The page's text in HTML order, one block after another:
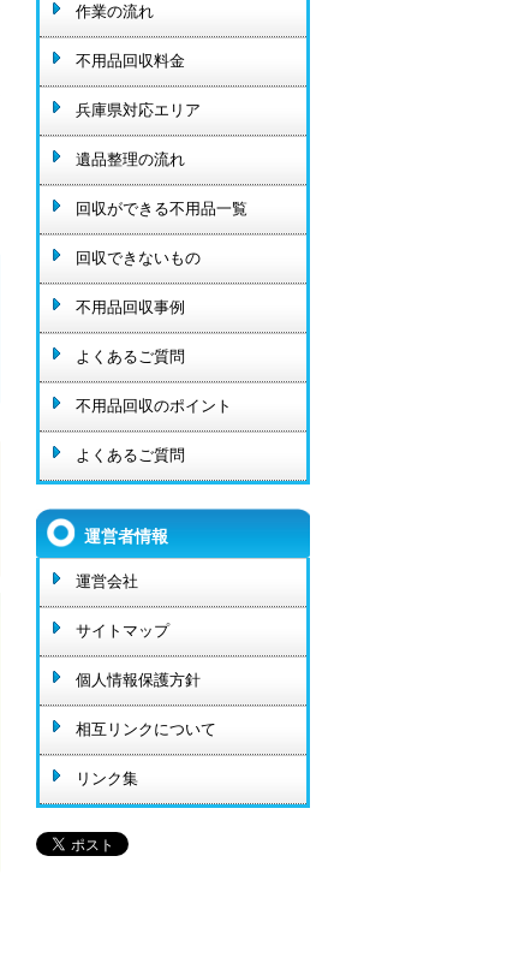
作業の流れ
不用品回収料金
兵庫県対応エリア
遺品整理の流れ
回収ができる不用品一覧
回収できないもの
不用品回収事例
よくあるご質問
不用品回収のポイント
よくあるご質問
運営者情報
運営会社
サイトマップ
個人情報保護方針
相互リンクについて
リンク集